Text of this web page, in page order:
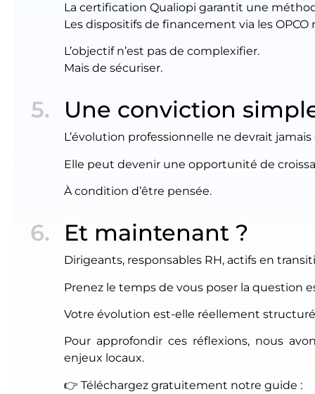
La certification Qualiopi garantit une
Les dispositifs de financement via les
L’objectif n’est pas de complexifier.
Mais de sécuriser.
Une conviction
L’évolution professionnelle ne devrait
Elle peut devenir une opportunité de
À condition d’être pensée.
Et maintenant ?
Dirigeants, responsables RH, actifs en
Prenez le temps de vous poser la question
Votre évolution est-elle réellement
Pour approfondir ces réflexions, nous
enjeux locaux.
👉 Téléchargez gratuitement notre guide :